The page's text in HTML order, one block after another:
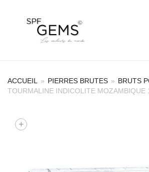
ACCUEIL » PIERRES BRUTES » BRUTS
TOURMALINE INDICOLITE MOZAMBIQUE
+